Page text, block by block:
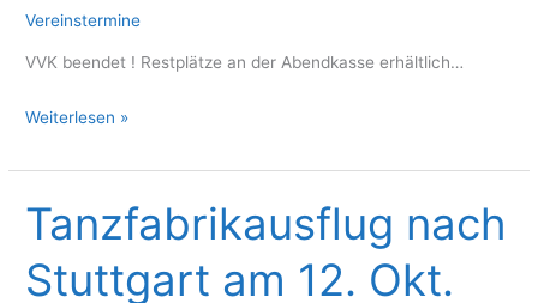
Vereinstermine
VVK beendet ! Restplätze an der Abendkasse erhältlich…
Feiert
uns
40
Jahre
Tanzfabrik
Balingen
Weiterlesen »
Tanzfabrikausflug nach
Stuttgart am 12. Okt.